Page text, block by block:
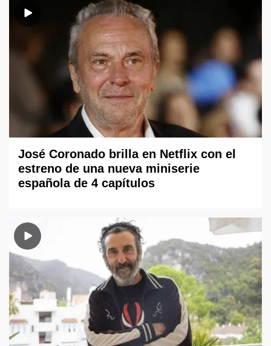
José Coronado brilla en Netflix con el
estreno de una nueva miniserie
española de 4 capítulos